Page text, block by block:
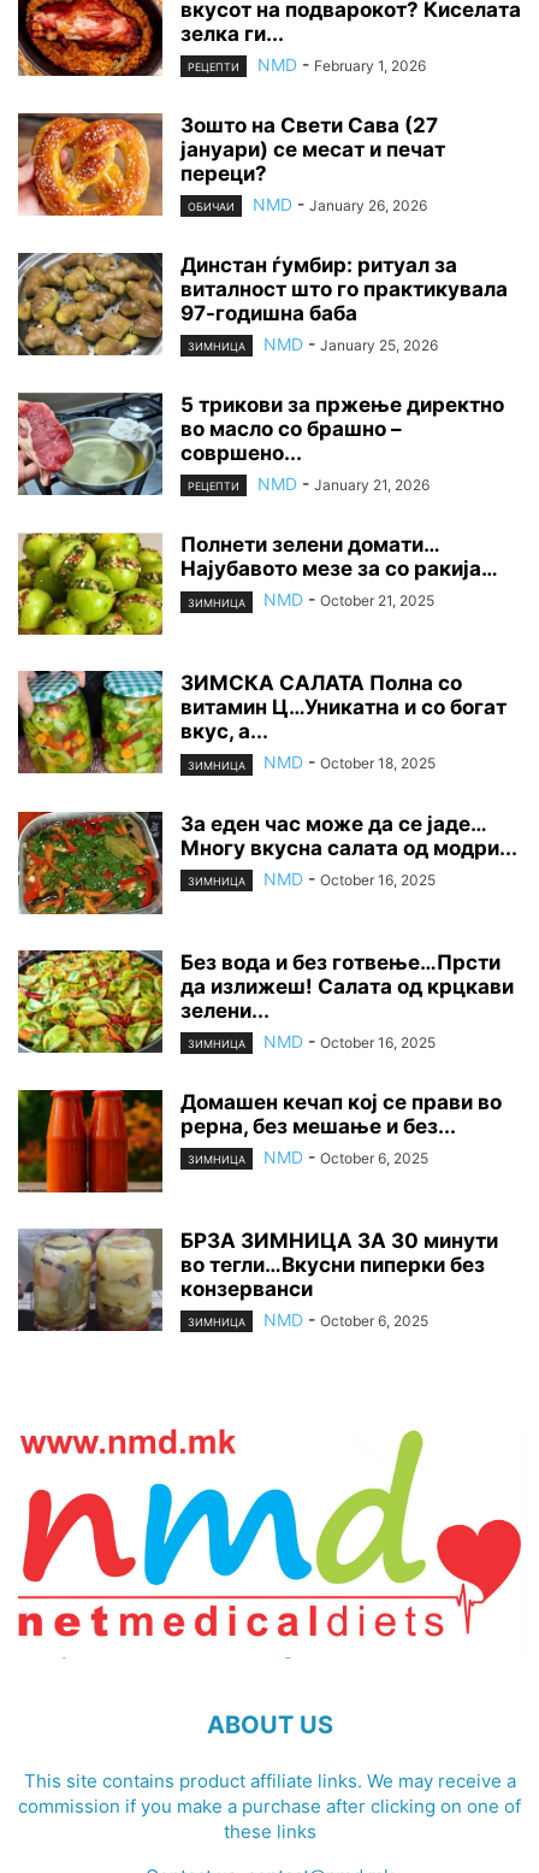
вкусот на подварокот? Киселата
зелка ги...
РЕЦЕПТИ NMD - February 1, 2026
Зошто на Свети Сава (27
јануари) се месат и печат
переци?
ОБИЧАИ NMD - January 26, 2026
Динстан ѓумбир: ритуал за
виталност што го практикувала
97-годишна баба
ЗИМНИЦА NMD - January 25, 2026
5 трикови за пржење директно
во масло со брашно –
совршено...
РЕЦЕПТИ NMD - January 21, 2026
Полнети зелени домати…
Најубавото мезе за со ракија…
ЗИМНИЦА NMD - October 21, 2025
ЗИМСКА САЛАТА Полна со
витамин Ц…Уникатна и со богат
вкус, а...
ЗИМНИЦА NMD - October 18, 2025
За еден час може да се јаде…
Многу вкусна салата од модри...
ЗИМНИЦА NMD - October 16, 2025
Без вода и без готвење…Прсти
да излижеш! Салата од крцкави
зелени...
ЗИМНИЦА NMD - October 16, 2025
Домашен кечап кој се прави во
рерна, без мешање и без...
ЗИМНИЦА NMD - October 6, 2025
БРЗА ЗИМНИЦА ЗА 30 минути
во тегли…Вкусни пиперки без
конзерванси
ЗИМНИЦА NMD - October 6, 2025
ABOUT US
This site contains product affiliate links. We may receive a
commission if you make a purchase after clicking on one of
these links